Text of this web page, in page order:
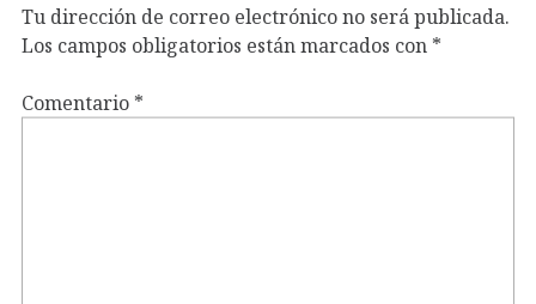
Tu dirección de correo electrónico no será publicada.
Los campos obligatorios están marcados con *
Comentario *